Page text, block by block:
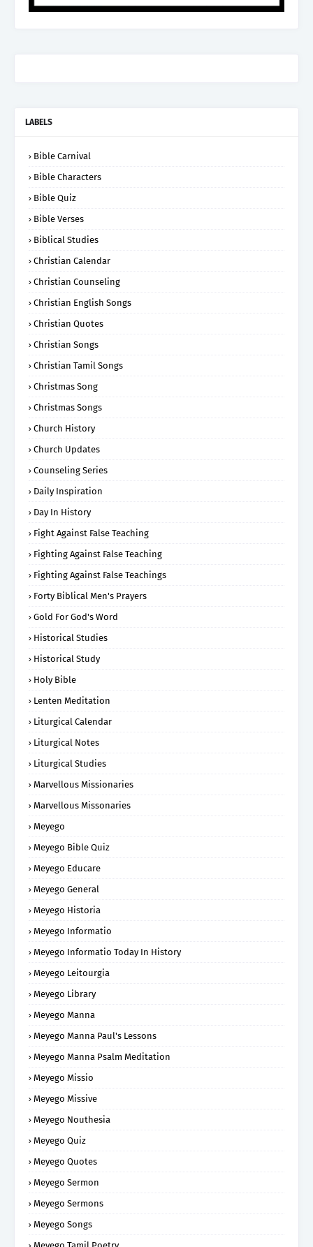
LABELS
Bible Carnival
Bible Characters
Bible Quiz
Bible Verses
Biblical Studies
Christian Calendar
Christian Counseling
Christian English Songs
Christian Quotes
Christian Songs
Christian Tamil Songs
Christmas Song
Christmas Songs
Church History
Church Updates
Counseling Series
Daily Inspiration
Day In History
Fight Against False Teaching
Fighting Against False Teaching
Fighting Against False Teachings
Forty Biblical Men's Prayers
Gold For God's Word
Historical Studies
Historical Study
Holy Bible
Lenten Meditation
Liturgical Calendar
Liturgical Notes
Liturgical Studies
Marvellous Missionaries
Marvellous Missonaries
Meyego
Meyego Bible Quiz
Meyego Educare
Meyego General
Meyego Historia
Meyego Informatio
Meyego Informatio Today In History
Meyego Leitourgia
Meyego Library
Meyego Manna
Meyego Manna Paul's Lessons
Meyego Manna Psalm Meditation
Meyego Missio
Meyego Missive
Meyego Nouthesia
Meyego Quiz
Meyego Quotes
Meyego Sermon
Meyego Sermons
Meyego Songs